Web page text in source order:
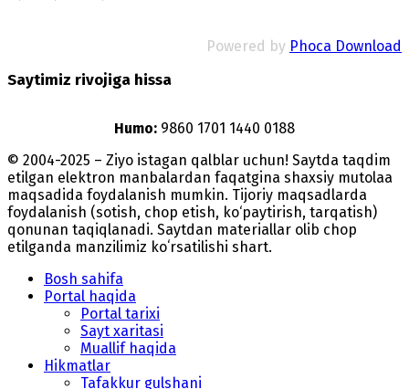
Powered by Phoca Download
Saytimiz rivojiga hissa
Humo: 9860 1701 1440 0188
© 2004-2025 – Ziyo istagan qalblar uchun! Saytda taqdim
etilgan elektron manbalardan faqatgina shaxsiy mutolaa
maqsadida foydalanish mumkin. Tijoriy maqsadlarda
foydalanish (sotish, chop etish, ko‘paytirish, tarqatish)
qonunan taqiqlanadi. Saytdan materiallar olib chop
etilganda manzilimiz koʻrsatilishi shart.
Bosh sahifa
Portal haqida
Portal tarixi
Sayt xaritasi
Muallif haqida
Hikmatlar
Tafakkur gulshani